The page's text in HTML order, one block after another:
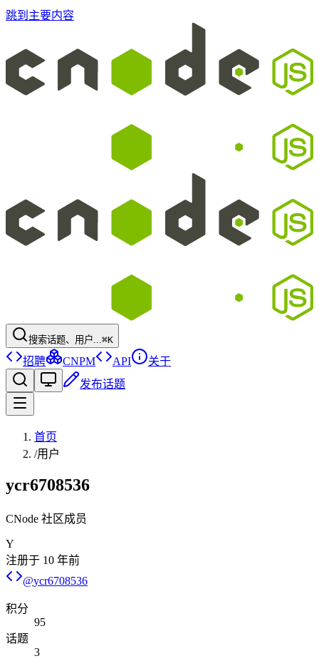
跳到主要内容
搜索话题、用户...⌘K
招聘 CNPM API
关于
发布话题
首页
/用户
ycr6708536
CNode 社区成员
Y
注册于 10 年前
@ycr6708536
积分
95
话题
3